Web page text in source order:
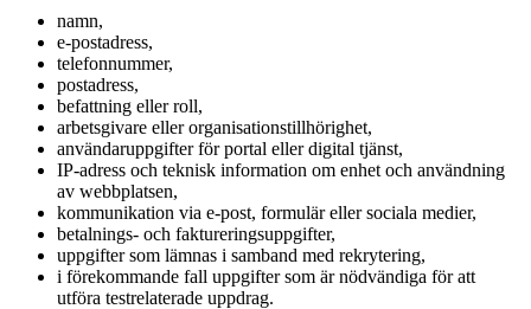
namn,
e-postadress,
telefonnummer,
postadress,
befattning eller roll,
arbetsgivare eller organisationstillhörighet,
användaruppgifter för portal eller digital tjänst,
IP-adress och teknisk information om enhet och användning
av webbplatsen,
kommunikation via e-post, formulär eller sociala medier,
betalnings- och faktureringsuppgifter,
uppgifter som lämnas i samband med rekrytering,
i förekommande fall uppgifter som är nödvändiga för att
utföra testrelaterade uppdrag.